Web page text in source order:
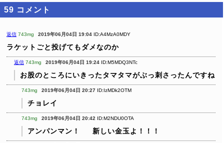
59 コメント
返信 743mg 2019年06月04日 19:04 ID:A4MzA0MDY
ラケットごと投げてもダメなのか
返信 743mg 2019年06月04日 19:24 ID:M5MDQ3NTc
お股のところにいきったタマタマがぶっ刺さったんですね
743mg 2019年06月04日 20:27 ID:IzMDk2OTM
チョレイ
743mg 2019年06月04日 20:42 ID:M2NDU0OTA
アンパンマン！ 新しい金玉よ！！！